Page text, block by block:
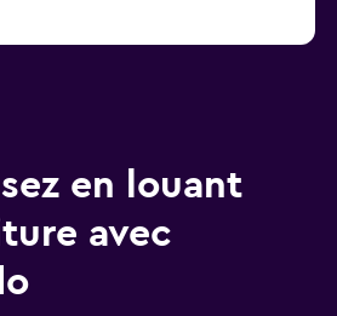
en louant
avec